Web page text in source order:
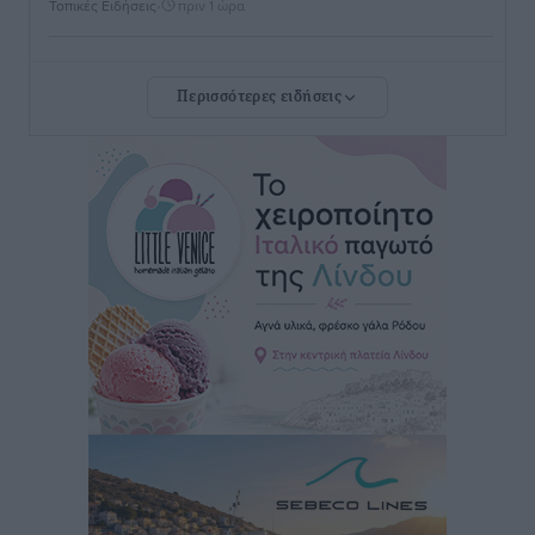
Τοπικές Ειδήσεις πριν 1 ώρα
Πρωτοβάθμια Φροντίδα Υγείας στο νησί μας
Προχωρά η ανάπλαση του παράκτιου μετώπου της
Πόθιας με χρηματοδότηση 3,58 εκατ. ευρώ από το
ΕΣΠΑ 2021-2027
Τοπικές Ειδήσεις• πριν 2 ώρες
Την Παρασκευή 21 Αυγούστου η τελετή εγκαινίων
του νέου Περιφερειακού Πολυδύναμου Ιατρείου
Γενναδίου παρουσία του Άδωνι Γεωργιάδη
Τοπικές Ειδήσεις πριν 2 ώρες
Στη Λέρο ο πρόεδρος του ΠΑΣΟΚ Νίκος Ανδρουλάκης
Τοπικές Ειδήσεις• πριν 3 ώρες
Περισσότερες ειδήσεις